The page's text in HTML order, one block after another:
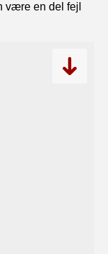
være en del fejl